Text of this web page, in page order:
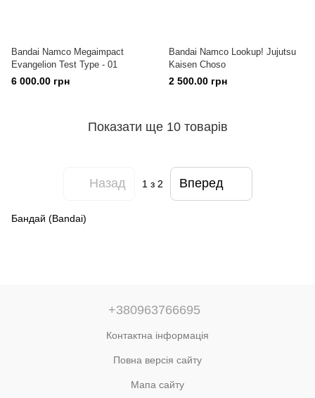
Bandai Namco Megaimpact
Evangelion Test Type - 01
6 000.00 грн
Bandai Namco Lookup! Jujutsu
Kaisen Choso
2 500.00 грн
Показати ще 10 товарів
Назад 1 з 2 Вперед
Бандай (Bandai)
+380963766695
Контактна інформація
Повна версія сайту
Мапа сайту